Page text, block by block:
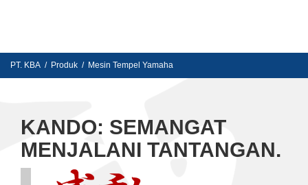
PT. KBA / Produk / Mesin Tempel Yamaha
KANDO: SEMANGAT
MENJALANI TANTANGAN.